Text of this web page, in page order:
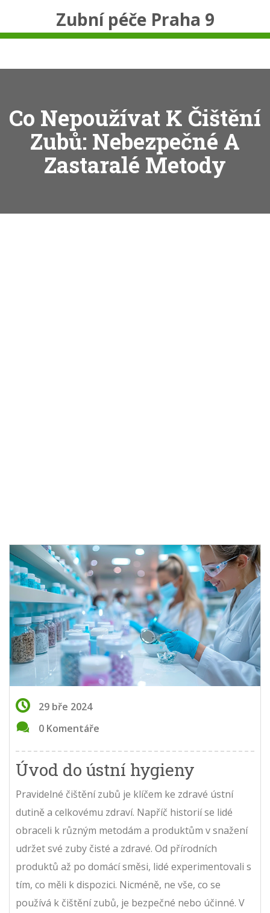
Zubní péče Praha 9
Co Nepoužívat K Čištění
Zubů: Nebezpečné A
Zastaralé Metody
29 bře 2024
0 Komentáře
Úvod do ústní hygieny
Pravidelné čištění zubů je klíčem ke zdravé ústní
dutině a celkovému zdraví. Napříč historií se lidé
obraceli k různým metodám a produktům v snažení
udržet své zuby čisté a zdravé. Od přírodních
produktů až po domácí směsi, lidé experimentovali s
tím, co měli k dispozici. Nicméně, ne vše, co se
používá k čištění zubů, je bezpečné nebo účinné. V